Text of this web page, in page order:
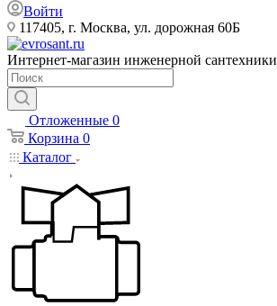
Войти
117405, г. Москва, ул. дорожная 60Б
Интернет-магазин инженерной сантехники
Отложенные 0
Корзина 0
Каталог